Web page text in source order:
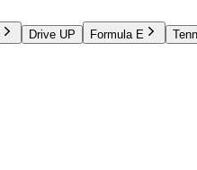
Drive UP Formula E